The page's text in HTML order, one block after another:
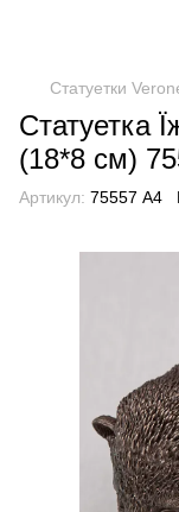
Статуетки
Статуетка
(18*8 см)
Артикул: 75557 A4